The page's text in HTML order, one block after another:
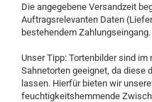
Die angegebene Versandzeit
Auftragsrelevanten Daten
bestehendem Zahlungseingang.
Unser Tipp: Tortenbilder sind
Sahnetorten geeignet, da diese
lassen. Hierfür bieten wir
feuchtigkeitshemmende